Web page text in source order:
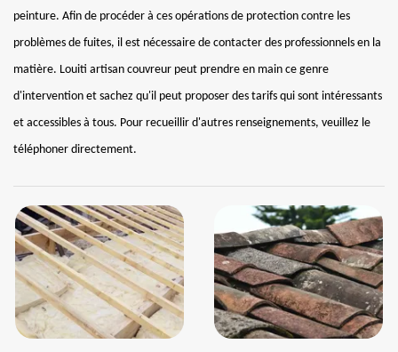
peinture. Afin de procéder à ces opérations de protection contre les
problèmes de fuites, il est nécessaire de contacter des professionnels en la
matière. Louiti artisan couvreur peut prendre en main ce genre
d'intervention et sachez qu'il peut proposer des tarifs qui sont intéressants
et accessibles à tous. Pour recueillir d'autres renseignements, veuillez le
téléphoner directement.